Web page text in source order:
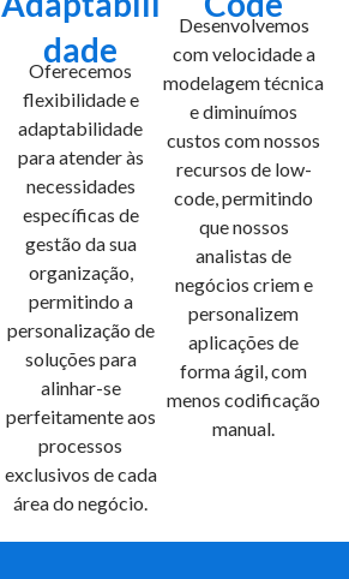
dade
Oferecemos
flexibilidade e
adaptabilidade
para atender às
necessidades
específicas de
gestão da sua
organização,
permitindo a
personalização de
soluções para
alinhar-se
perfeitamente aos
processos
exclusivos de cada
área do negócio.
Desenvolvemos
com velocidade a
modelagem técnica
e diminuímos
custos com nossos
recursos de low-
code, permitindo
que nossos
analistas de
negócios criem e
personalizem
aplicações de
forma ágil, com
menos codificação
manual.